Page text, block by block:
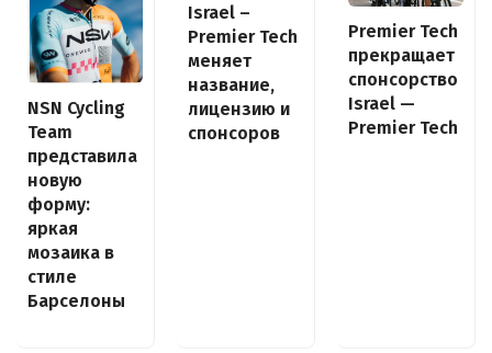
NSN Cycling
Team
представила
новую
форму:
яркая
мозаика в
стиле
Барселоны
Israel –
Premier Tech
меняет
название,
лицензию и
спонсоров
Premier Tech
прекращает
спонсорство
Israel —
Premier Tech